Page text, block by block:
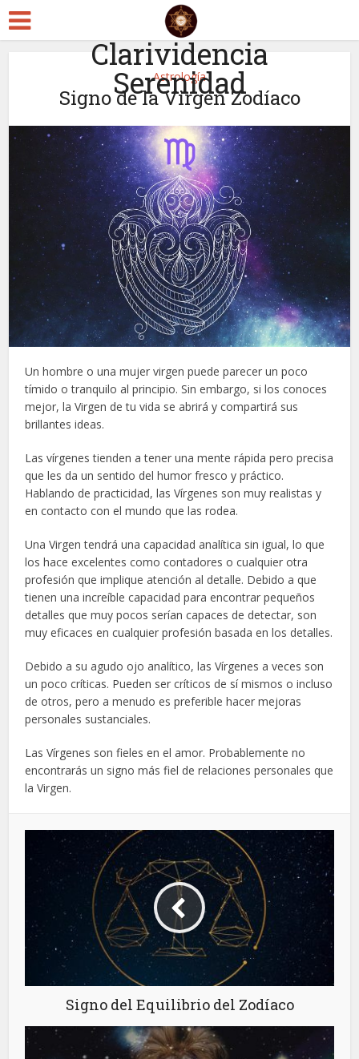
Clarividencia
Serenidad
Astrología
Signo de la Virgen Zodíaco
Un hombre o una mujer virgen puede parecer un poco
tímido o tranquilo al principio. Sin embargo, si los conoces
mejor, la Virgen de tu vida se abrirá y compartirá sus
brillantes ideas.
Las vírgenes tienden a tener una mente rápida pero precisa
que les da un sentido del humor fresco y práctico.
Hablando de practicidad, las Vírgenes son muy realistas y
en contacto con el mundo que las rodea.
Una Virgen tendrá una capacidad analítica sin igual, lo que
los hace excelentes como contadores o cualquier otra
profesión que implique atención al detalle. Debido a que
tienen una increíble capacidad para encontrar pequeños
detalles que muy pocos serían capaces de detectar, son
muy eficaces en cualquier profesión basada en los detalles.
Debido a su agudo ojo analítico, las Vírgenes a veces son
un poco críticas. Pueden ser críticos de sí mismos o incluso
de otros, pero a menudo es preferible hacer mejoras
personales sustanciales.
Las Vírgenes son fieles en el amor. Probablemente no
encontrarás un signo más fiel de relaciones personales que
la Virgen.
Signo del Equilibrio del Zodíaco